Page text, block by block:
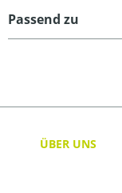
Passend zu
ÜBER UNS